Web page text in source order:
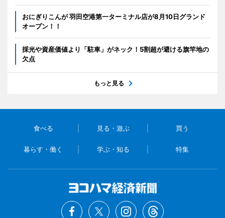
おにぎりこんが 羽田空港第一ターミナル店が8月10日グランド
オープン！！
採光や資産価値より「駐車」がネック！5割超が避ける旗竿地の
欠点
もっと見る
食べる 見る・遊ぶ 買う
暮らす・働く 学ぶ・知る 特集